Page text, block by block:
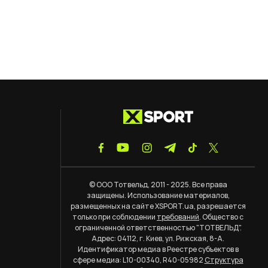
© ООО Тотвельд, 2011 - 2025. Все права
защищены. Использование материалов,
размещенных на сайте XSPORT.ua, разрешается
только при соблюдении требований. Общество с
ограниченной ответственностью "ТОТВЕЛЬД".
Адрес: 04112, г. Киев, ул. Рижская, 8-А.
Идентификатор медиа в Реестре субъектов в
сфере медиа: L10-00340, R40-05982Структура